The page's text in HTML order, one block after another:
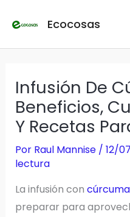
Ecocosas
Infusión De
Beneficios,
Y Recetas
Por Raul Mannise / 12/
lectura
La infusión con cúrcuma
preparar para